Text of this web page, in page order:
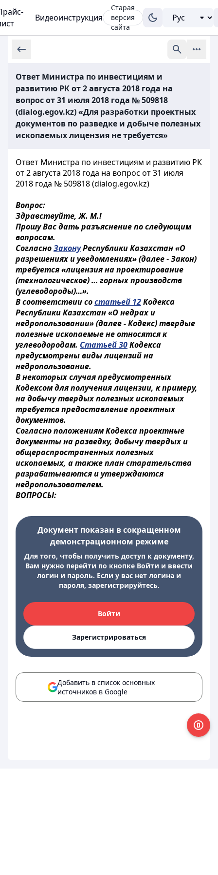
Видеоинструкция
Старая
версия
сайта
Ответ Министра по инвестициям и
развитию РК от 2 августа 2018 года на
вопрос от 31 июля 2018 года № 509818
(dialog.egov.kz) «Для разработки проектных
документов по разведке и добыче полезных
ископаемых лицензия не требуется»
Ответ Министра по инвестициям и развитию РК
от 2 августа 2018 года на вопрос от 31 июля
2018 года № 509818 (dialog.egov.kz)
Вопрос:
Здравствуйте, Ж. М.!
Прошу Вас дать разъяснение по следующим
вопросам.
СогласноЗаконуРеспублики Казахстан «О
разрешениях и уведомлениях» (далее - Закон)
требуется «лицензия на проектирование
(технологическое) … горных производств
(углеводороды)…».
В соответствии состатьей 12Кодекса
Республики Казахстан «О недрах и
недропользовании» (далее - Кодекс) твердые
полезные ископаемые не относятся к
углеводородам. Статьей 30Кодекса
предусмотрены виды лицензий на
недропользование.
В некоторых случая предусмотренных
Кодексом для получения лицензии, к примеру,
на добычу твердых полезных ископаемых
требуется предоставление проектных
документов.
Согласно положениям Кодекса проектные
документы на разведку, добычу твердых и
общераспространенных полезных
ископаемых, а также план старательства
разрабатываются и утверждаются
недропользователем.
ВОПРОСЫ:
Документ показан в сокращенном
демонстрационном режиме
Для того, чтобы получить доступ к документу,
Вам нужно перейти по кнопке Войти и ввести
логин и пароль. Если у вас нет логина и
пароля, зарегистрируйтесь.
Войти
Зарегистрироваться
Добавить в список основных
источников в Google